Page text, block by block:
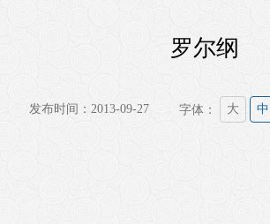
罗尔纲
发布时间：2013-09-27 字体： 大 中